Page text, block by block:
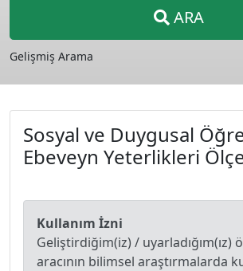
ARA
Gelişmiş Arama
Sosyal ve Duygusal
Ebeveyn Yeterlikleri
Kullanım İzni
Geliştirdiğim(iz) / uyarladığım(ız)
aracının bilimsel araştırmalarda